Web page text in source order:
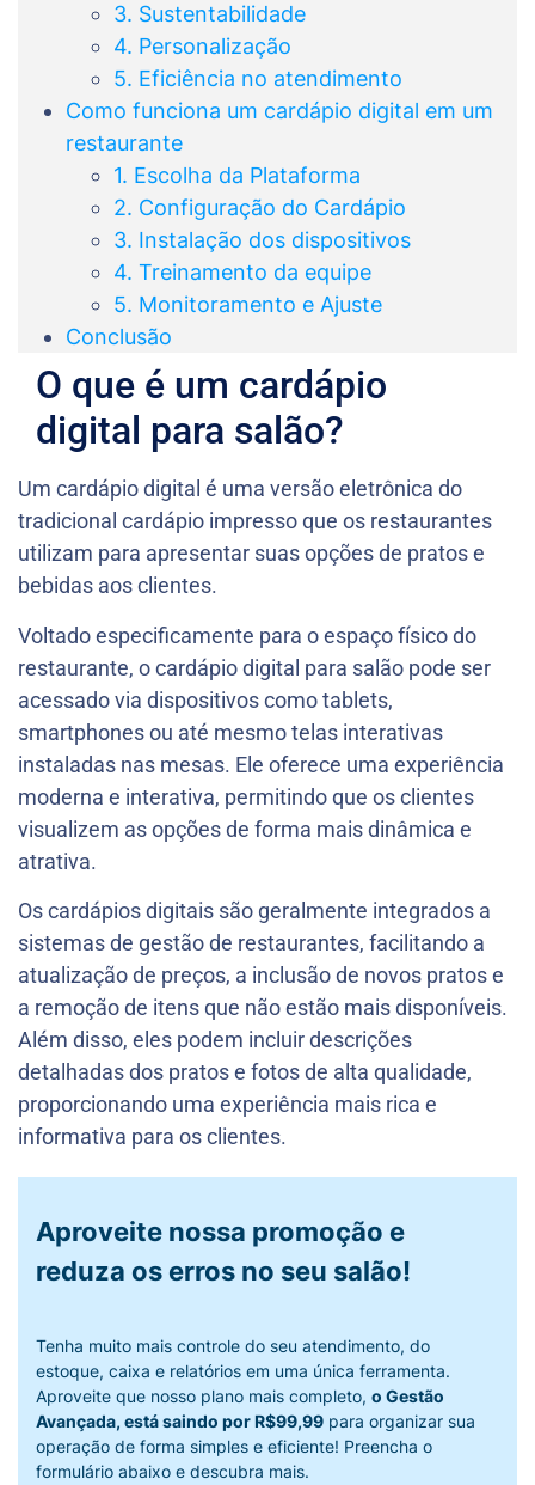
3. Sustentabilidade
4. Personalização
5. Eficiência no atendimento
Como funciona um cardápio digital em um
restaurante
1. Escolha da Plataforma
2. Configuração do Cardápio
3. Instalação dos dispositivos
4. Treinamento da equipe
5. Monitoramento e Ajuste
Conclusão
O que é um cardápio
digital para salão?
Um cardápio digital é uma versão eletrônica do
tradicional cardápio impresso que os restaurantes
utilizam para apresentar suas opções de pratos e
bebidas aos clientes.
Voltado especificamente para o espaço físico do
restaurante, o cardápio digital para salão pode ser
acessado via dispositivos como tablets,
smartphones ou até mesmo telas interativas
instaladas nas mesas. Ele oferece uma experiência
moderna e interativa, permitindo que os clientes
visualizem as opções de forma mais dinâmica e
atrativa.
Os cardápios digitais são geralmente integrados a
sistemas de gestão de restaurantes, facilitando a
atualização de preços, a inclusão de novos pratos e
a remoção de itens que não estão mais disponíveis.
Além disso, eles podem incluir descrições
detalhadas dos pratos e fotos de alta qualidade,
proporcionando uma experiência mais rica e
informativa para os clientes.
Aproveite nossa promoção e
reduza os erros no seu salão!
Tenha muito mais controle do seu atendimento, do
estoque, caixa e relatórios em uma única ferramenta.
Aproveite que nosso plano mais completo, o Gestão
Avançada, está saindo por R$99,99 para organizar sua
operação de forma simples e eficiente! Preencha o
formulário abaixo e descubra mais.